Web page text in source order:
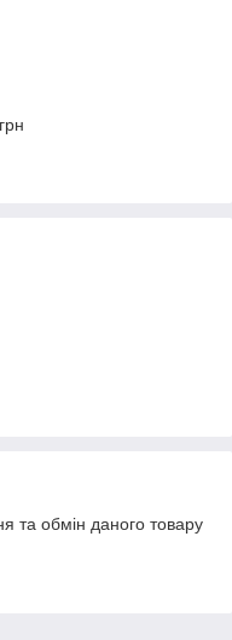
та обмін даного товару